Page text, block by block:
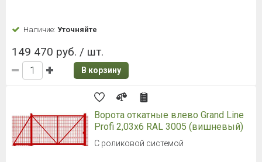
Наличие: Уточняйте
149 470 руб. / шт.
В корзину
Ворота откатные влево Grand Line
Profi 2,03x6 RAL 3005 (вишневый)
С роликовой системой